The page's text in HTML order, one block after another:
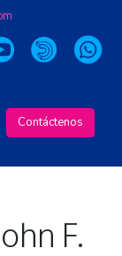
Contáctenos
F.